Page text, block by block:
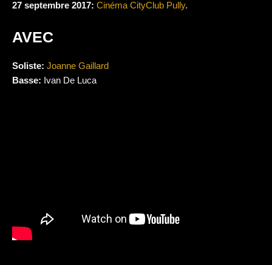
27 septembre 2017: Cinéma CityClub Pully.
AVEC
Soliste: Joanne Gaillard
Basse: Ivan De Luca